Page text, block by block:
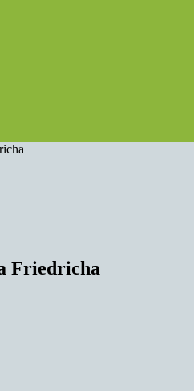
Friedricha